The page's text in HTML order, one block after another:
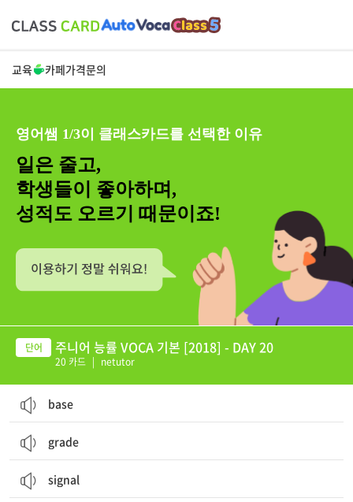
교육 카페가격문의
영어쌤 1/3이 클래스카드를 선택한 이유
일은 줄고,
학생들이 좋아하며,
성적도 오르기 때문이죠!
주니어 능률 VOCA 기본 [2018] - DAY 20
20 카드 | netutor
base
grade
signal